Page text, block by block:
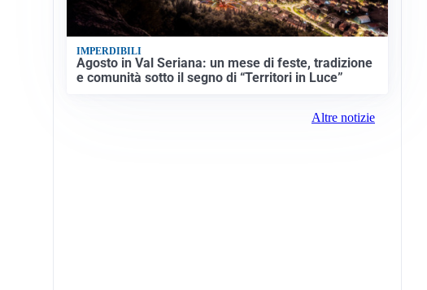
IMPERDIBILI
Agosto in Val Seriana: un mese di feste, tradizione
e comunità sotto il segno di “Territori in Luce”
Altre notizie